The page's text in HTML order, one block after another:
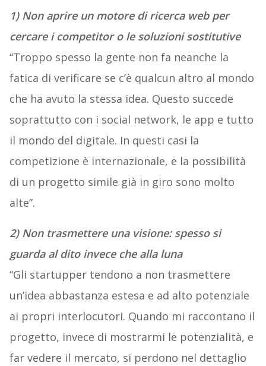
1) Non aprire un motore di ricerca web per
cercare i competitor o le soluzioni sostitutive
“Troppo spesso la gente non fa neanche la
fatica di verificare se c’è qualcun altro al mondo
che ha avuto la stessa idea. Questo succede
soprattutto con i social network, le app e tutto
il mondo del digitale. In questi casi la
competizione è internazionale, e la possibilità
di un progetto simile già in giro sono molto
alte”.
2) Non trasmettere una visione: spesso si
guarda al dito invece che alla luna
“Gli startupper tendono a non trasmettere
un’idea abbastanza estesa e ad alto potenziale
ai propri interlocutori. Quando mi raccontano il
progetto, invece di mostrarmi le potenzialità, e
far vedere il mercato, si perdono nel dettaglio